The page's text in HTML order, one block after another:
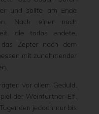
und sollte am Ende
Nach einer noch
die torlos endete,
Zepter nach dem
mit zunehmender
vor allem Geduld,
der Weinfurtner-Elf,
jedoch nur bis